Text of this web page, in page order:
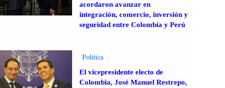
acordaron avanzar en
integración, comercio, inversión y
seguridad entre Colombia y Perú
Politica
El vicepresidente electo de
Colombia, José Manuel Restrepo,